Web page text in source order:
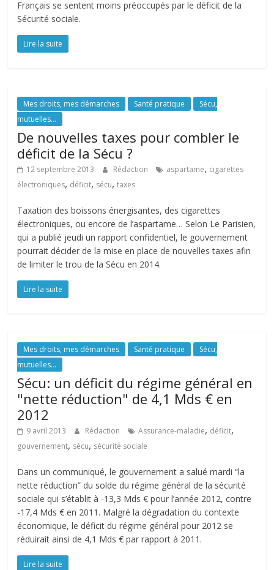
Français se sentent moins préoccupés par le déficit de la
Sécurité sociale.
Lire la suite
Mes droits, mes démarches Santé pratique
Sécu,
mutuelles...
De nouvelles taxes pour combler le
déficit de la Sécu ?
12 septembre 2013 Rédaction aspartame, cigarettes
électroniques, déficit, sécu,taxes
Taxation des boissons énergisantes, des cigarettes
électroniques, ou encore de l’aspartame… Selon Le Parisien,
qui a publié jeudi un rapport confidentiel, le gouvernement
pourrait décider de la mise en place de nouvelles taxes afin
de limiter le trou de la Sécu en 2014.
Lire la suite
Mes droits, mes démarches Santé pratique
Sécu,
mutuelles...
Sécu: un déficit du régime général en
"nette réduction" de 4,1 Mds € en
2012
9 avril 2013 Rédaction Assurance-maladie, déficit,
gouvernement, sécu, sécurité sociale
Dans un communiqué, le gouvernement a salué mardi “la
nette réduction” du solde du régime général de la sécurité
sociale qui s’établit à -13,3 Mds € pour l’année 2012, contre
-17,4 Mds € en 2011. Malgré la dégradation du contexte
économique, le déficit du régime général pour 2012 se
réduirait ainsi de 4,1 Mds € par rapport à 2011.
Lire la suite